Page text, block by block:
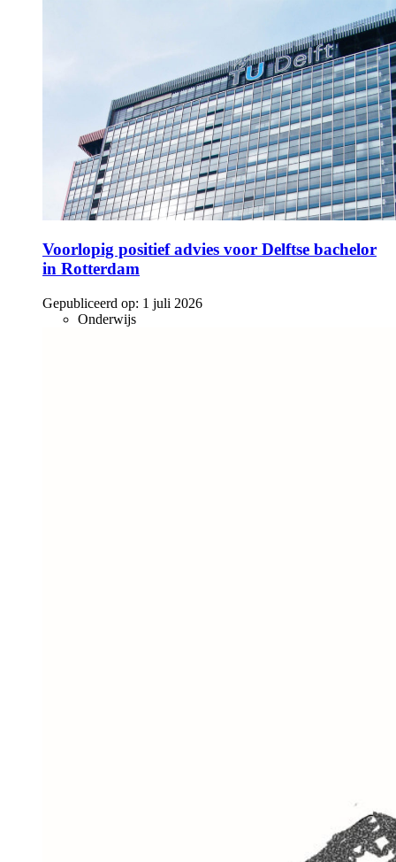
Voorlopig positief advies voor Delftse bachelor
in Rotterdam
Gepubliceerd op: 1 juli 2026
Onderwijs